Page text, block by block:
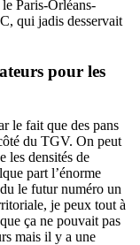
Paris-Orléans-
qui jadis desservait
pour les
le fait que des pans
du TGV. On peut
les densités de
part l’énorme
le futur numéro un
je peux tout à
ça ne pouvait pas
mais il y a une